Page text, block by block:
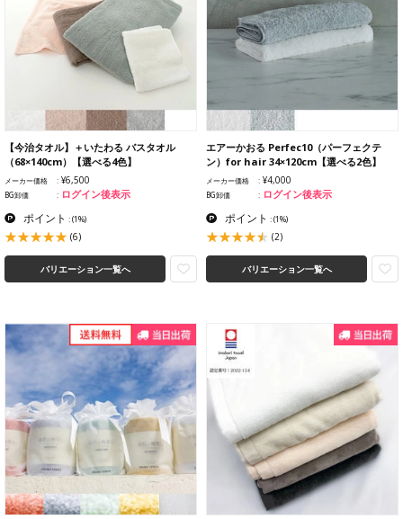
【今治タオル】＋いたわる バスタオル
（68×140cm）【選べる4色】
メーカー価格 ¥6,500
BG卸価 ログイン後表示
ポイント :(1%)
(6)
バリエーション一覧へ
エアーかおる Perfec10（パーフェクテ
ン）for hair 34×120cm【選べる2色】
メーカー価格 ¥4,000
BG卸価 ログイン後表示
ポイント :(1%)
(2)
バリエーション一覧へ